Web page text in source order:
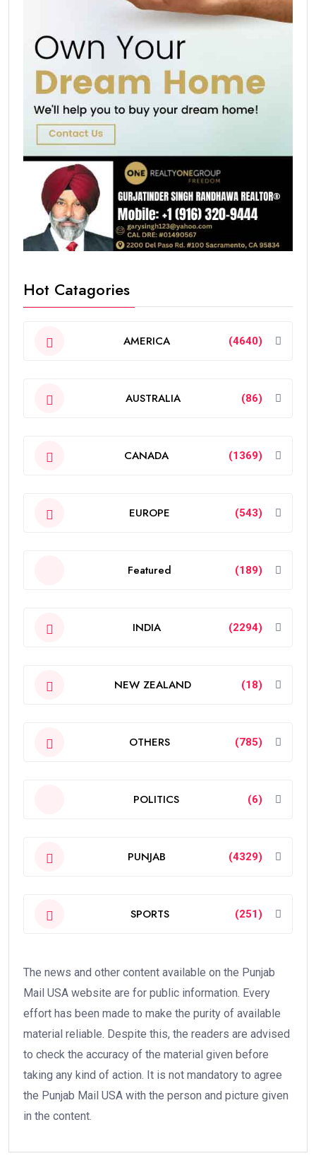
Hot Catagories
AMERICA (4640)
AUSTRALIA (86)
CANADA (1369)
EUROPE (543)
Featured (189)
INDIA (2294)
NEW ZEALAND (18)
OTHERS (785)
POLITICS (6)
PUNJAB (4329)
SPORTS (251)
The news and other content available on the Punjab
Mail USA website are for public information. Every
effort has been made to make the purity of available
material reliable. Despite this, the readers are advised
to check the accuracy of the material given before
taking any kind of action. It is not mandatory to agree
the Punjab Mail USA with the person and picture given
in the content.